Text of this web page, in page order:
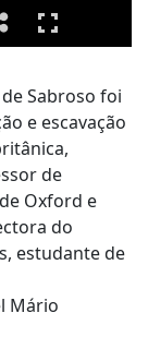
Sabroso foi
e escavação
de
Oxford e
do
estudante de
Mário